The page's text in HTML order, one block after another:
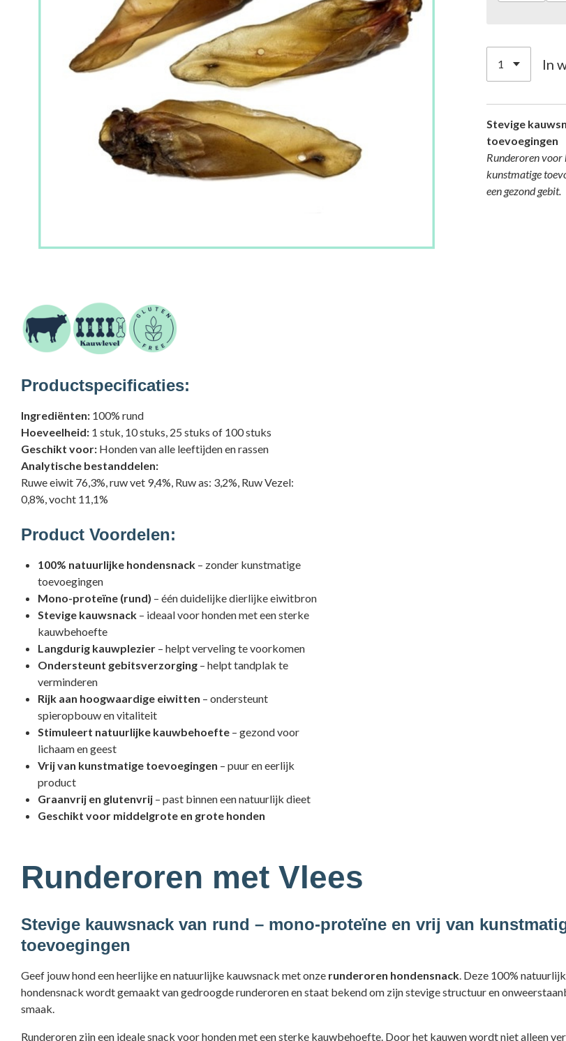
In
Stevige
toevoegingen
Runderoren
kunstmatige
een gezond gebit.
Productspecificaties:
Ingrediënten: 100% rund
Hoeveelheid: 1 stuk, 10 stuks, 25 stuks of 100 stuks
Geschikt voor: Honden van alle leeftijden en rassen
Analytische bestanddelen:
Ruwe eiwit 76,3%, ruw vet 9,4%, Ruw as: 3,2%, Ruw Vezel:
0,8%, vocht 11,1%
Product Voordelen:
100% natuurlijke hondensnack – zonder kunstmatige
toevoegingen
Mono-proteïne (rund) – één duidelijke dierlijke eiwitbron
Stevige kauwsnack – ideaal voor honden met een sterke
kauwbehoefte
Langdurig kauwplezier – helpt verveling te voorkomen
Ondersteunt gebitsverzorging – helpt tandplak te
verminderen
Rijk aan hoogwaardige eiwitten – ondersteunt
spieropbouw en vitaliteit
Stimuleert natuurlijke kauwbehoefte – gezond voor
lichaam en geest
Vrij van kunstmatige toevoegingen – puur en eerlijk
product
Graanvrij en glutenvrij – past binnen een natuurlijk dieet
Geschikt voor middelgrote en grote honden
Runderoren met Vlees
Stevige kauwsnack van rund – mono-proteïne en vrij van
toevoegingen
Geef jouw hond een heerlijke en natuurlijke kauwsnack met onze runderoren hondensnack . Deze 100%
hondensnack wordt gemaakt van gedroogde runderoren en staat bekend om zijn stevige structuur en
smaak.
Runderoren zijn een ideale snack voor honden met een sterke kauwbehoefte. Door het kauwen wordt niet alleen